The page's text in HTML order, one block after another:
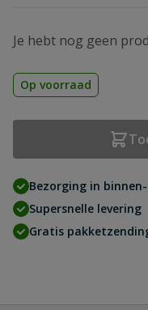
Je hebt nog geen
Op voorraad
Bezorging in
Supersnelle levering
Gratis